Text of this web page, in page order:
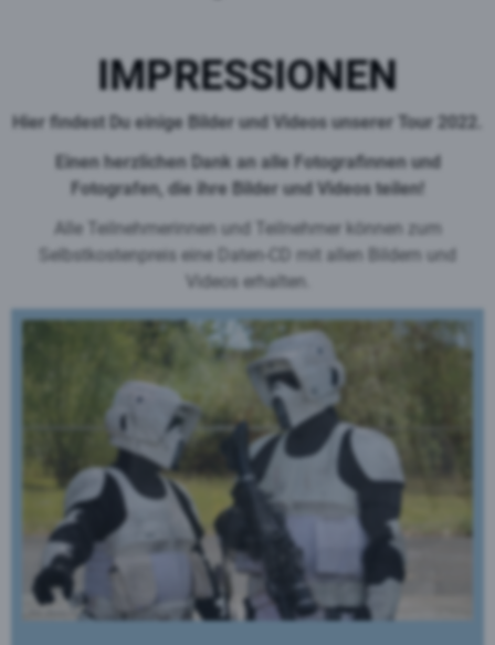
IMPRESSIONEN
Hier findest Du einige Bilder und Videos unserer Tour 2022.
Einen herzlichen Dank an alle Fotografinnen und
Fotografen, die ihre Bilder und Videos teilen!
Alle Teilnehmerinnen und Teilnehmer können zum
Selbstkostenpreis eine Daten-CD mit allen Bildern und
Videos erhalten.